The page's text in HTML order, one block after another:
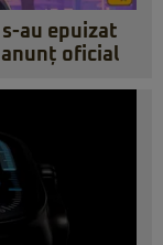
au epuizat
oficial